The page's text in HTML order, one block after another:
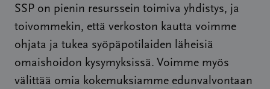
SSP on pienin resurssein toimiva yhdistys, ja
toivommekin, että verkoston kautta voimme
ohjata ja tukea syöpäpotilaiden läheisiä
omaishoidon kysymyksissä. Voimme myös
välittää omia kokemuksiamme edunvalvontaan